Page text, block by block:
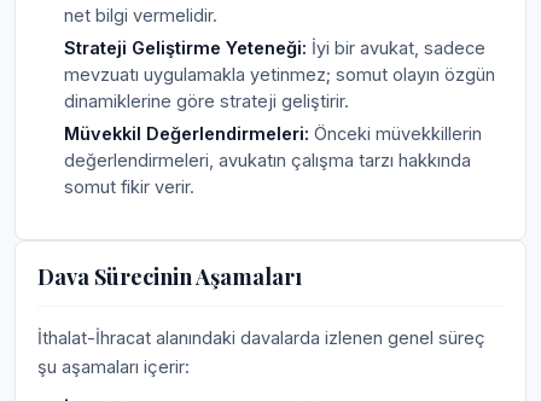
net bilgi vermelidir.
Strateji Geliştirme Yeteneği: İyi bir avukat, sadece
mevzuatı uygulamakla yetinmez; somut olayın özgün
dinamiklerine göre strateji geliştirir.
Müvekkil Değerlendirmeleri: Önceki müvekkillerin
değerlendirmeleri, avukatın çalışma tarzı hakkında
somut fikir verir.
Dava Sürecinin Aşamaları
İthalat-İhracat alanındaki davalarda izlenen genel süreç
şu aşamaları içerir: